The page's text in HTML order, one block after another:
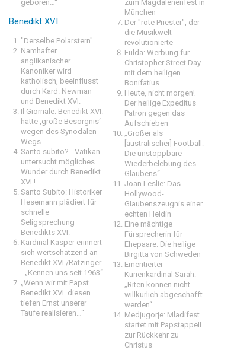
geboren…“
Benedikt XVI.
"Derselbe Polarstern"
Namhafter
anglikanischer
Kanoniker wird
katholisch, beeinflusst
durch Kard. Newman
und Benedikt XVI.
Il Giornale: Benedikt XVI.
hatte ‚große Besorgnis‘
wegen des Synodalen
Wegs
Santo subito? - Vatikan
untersucht mögliches
Wunder durch Benedikt
XVI.!
Santo Subito: Historiker
Hesemann plädiert für
schnelle
Seligsprechung
Benedikts XVI.
Kardinal Kasper erinnert
sich wertschätzend an
Benedikt XVI./Ratzinger
- „Kennen uns seit 1963“
„Wenn wir mit Papst
Benedikt XVI. diesen
tiefen Ernst unserer
Taufe realisieren…“
zum Magdalenenfest in
München
Der "rote Priester", der
die Musikwelt
revolutionierte
Fulda: Werbung für
Christopher Street Day
mit dem heiligen
Bonifatius
Heute, nicht morgen!
Der heilige Expeditus –
Patron gegen das
Aufschieben
„Größer als
[australischer] Football:
Die unstoppbare
Wiederbelebung des
Glaubens“
Joan Leslie: Das
Hollywood-
Glaubenszeugnis einer
echten Heldin
Eine mächtige
Fürsprecherin für
Ehepaare: Die heilige
Birgitta von Schweden
Emeritierter
Kurienkardinal Sarah:
„Riten können nicht
willkürlich abgeschafft
werden“
Medjugorje: Mladifest
startet mit Papstappell
zur Rückkehr zu
Christus